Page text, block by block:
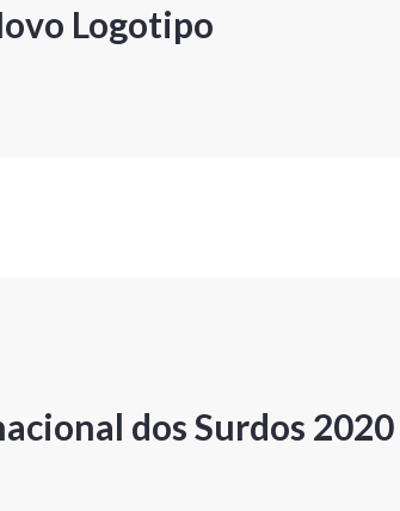
Logotipo
dos Surdos 2020